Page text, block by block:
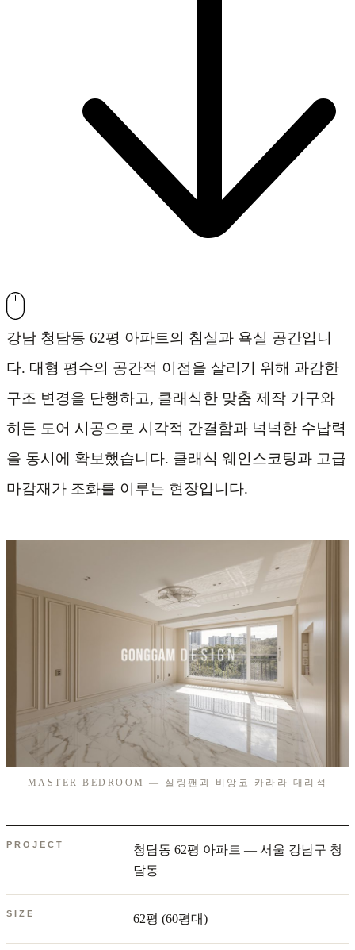
강남 청담동 62평 아파트의 침실과 욕실 공간입니
다. 대형 평수의 공간적 이점을 살리기 위해 과감한
구조 변경을 단행하고, 클래식한 맞춤 제작 가구와
히든 도어 시공으로 시각적 간결함과 넉넉한 수납력
을 동시에 확보했습니다. 클래식 웨인스코팅과 고급
마감재가 조화를 이루는 현장입니다.
MASTER BEDROOM — 실링팬과 비앙코 카라라 대리석
PROJECT
청담동 62평 아파트 — 서울 강남구 청
담동
SIZE 62평 (60평대)